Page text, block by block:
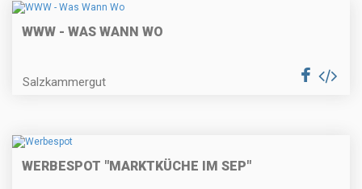
WWW - WAS WANN WO
Salzkammergut
WERBESPOT "MARKTKÜCHE IM SEP"